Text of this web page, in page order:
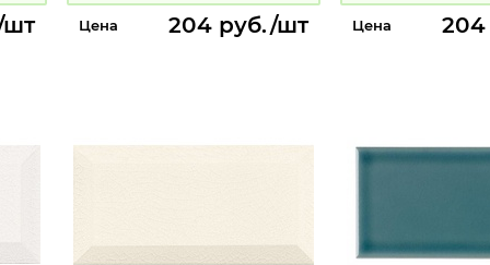
шт Цена 204 руб./шт Цена